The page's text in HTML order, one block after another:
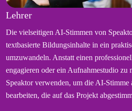
Lehrer
Die vielseitigen AI-Stimmen von
textbasierte Bildungsinhalte in ein
umzuwandeln. Anstatt einen
engagieren oder ein Aufnahmestudio zu
Speaktor verwenden, um die AI-Stimme
bearbeiten, die auf das Projekt